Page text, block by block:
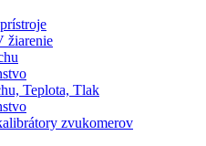
žiarenie
Teplota, Tlak
zvukomerov